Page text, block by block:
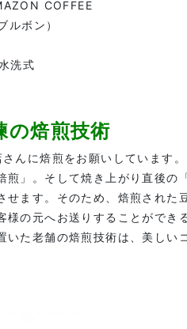
COFFEE
ルボン）
洗式
の焙煎技術
んに焙煎をお願いしています。
煎」。そして焼き上がり直後の
ます。そのため、焙煎された
様の元へお送りすることができ
た老舗の焙煎技術は、美しい